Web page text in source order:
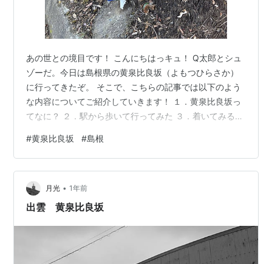
あの世との境目です！ こんにちはっキュ！ Q太郎とシュ
ゾーだ。今日は島根県の黄泉比良坂（よもつひらさか）
に行ってきたぞ。 そこで、こちらの記事では以下のよう
な内容についてご紹介していきます！ １．黄泉比良坂っ
てなに？ ２．駅から歩いて行ってみた ３．着いてみる
おすすめです！ 島根旅行を考えている方 黄泉比良坂に徒
歩で行ってみたい方 黄泉比良坂のことが知りたい方。 黄
泉比良坂（よもつひらさか）の賑わい: 第一巻 中間界 作
者:城戸里栄一 Amazon １．黄泉比良坂ってなに？ 黄泉
比良坂は、日本神話に登場する「あの世（黄泉の国）」
#黄泉比良坂 #島根
月光 • 1年前
出雲 黄泉比良坂